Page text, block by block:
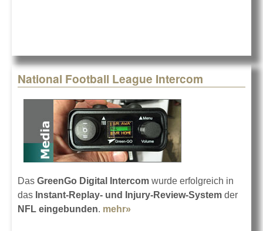
National Football League Intercom
Das GreenGo Digital Intercom wurde erfolgreich in
das Instant-Replay- und Injury-Review-System der
NFL eingebunden. mehr»